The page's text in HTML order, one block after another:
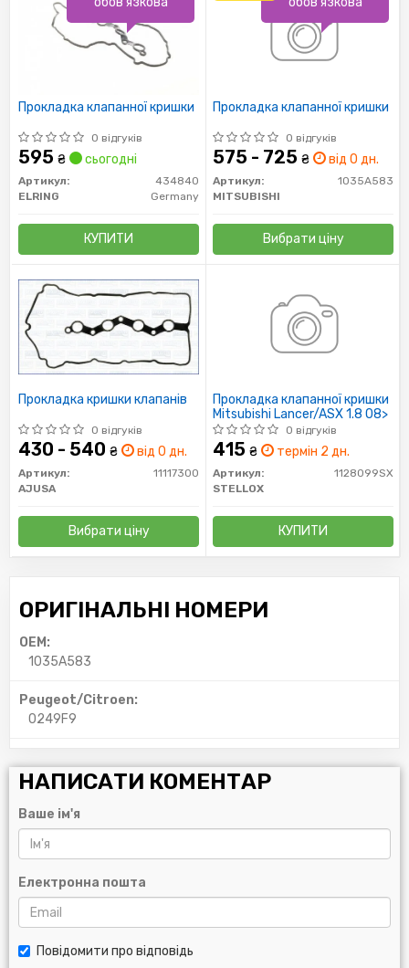
Прокладка клапанної кришки
0 відгуків
595 ₴ сьогодні
Артикул:
434840
ELRING
Germany
КУПИТИ
Прокладка клапанної кришки
0 відгуків
575 - 725 ₴ від 0 дн.
Артикул:
1035A583
MITSUBISHI
Вибрати ціну
Прокладка кришки клапанів
0 відгуків
430 - 540 ₴ від 0 дн.
Артикул:
11117300
AJUSA
Вибрати ціну
Прокладка клапанної кришки
Mitsubishi Lancer/ASX 1.8 08>
0 відгуків
415 ₴ термін 2 дн.
Артикул:
1128099SX
STELLOX
КУПИТИ
ОРИГІНАЛЬНІ НОМЕРИ
OEM:
1035A583
Peugeot/Citroen:
0249F9
НАПИСАТИ КОМЕНТАР
Ваше ім'я
Електронна пошта
Повідомити про відповідь